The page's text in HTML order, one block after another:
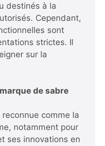
destinés à la
Cependant,
sont
strictes. Il
sur la
de sabre
comme la
notamment pour
ses innovations en